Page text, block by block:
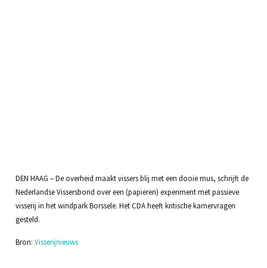
DEN HAAG – De overheid maakt vissers blij met een dooie mus, schrijft de
Nederlandse Vissersbond over een (papieren) experiment met passieve
visserij in het windpark Borssele. Het CDA heeft kritische kamervragen
gesteld.
Bron: Visserijnieuws